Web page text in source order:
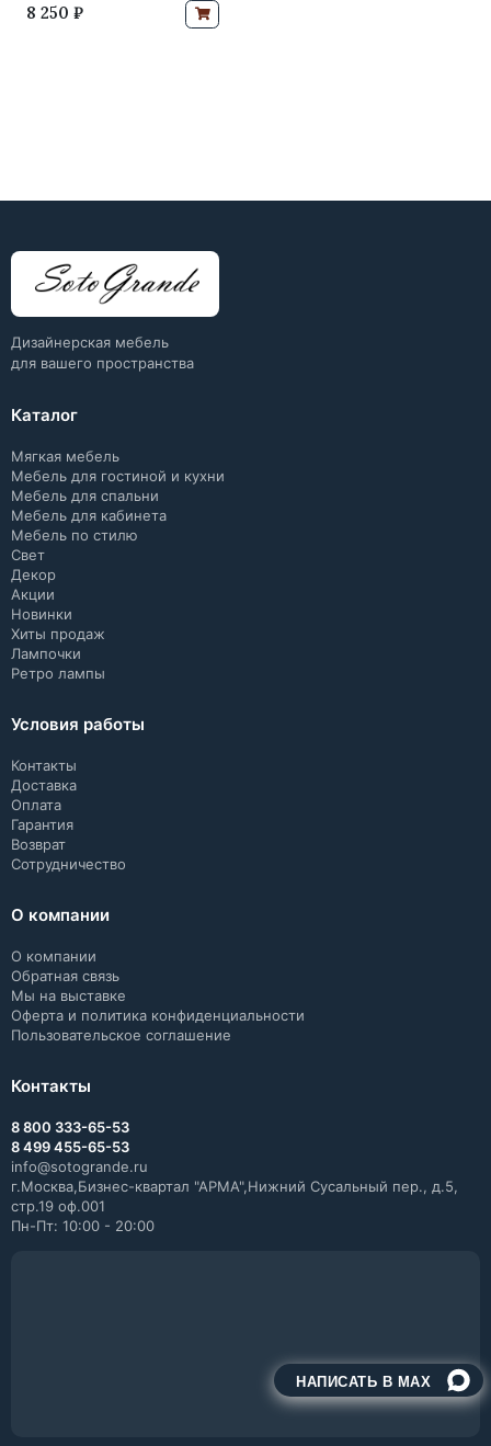
8 250 ₽
НАПИСАТЬ В MAX
Дизайнерская мебель
для вашего пространства
Каталог
Мягкая мебель
Мебель для гостиной и кухни
Мебель для спальни
Мебель для кабинета
Мебель по стилю
Свет
Декор
Акции
Новинки
Хиты продаж
Лампочки
Ретро лампы
Условия работы
Контакты
Доставка
Оплата
Гарантия
Возврат
Сотрудничество
О компании
О компании
Обратная связь
Мы на выставке
Оферта и политика конфиденциальности
Пользовательское соглашение
Контакты
8 800 333-65-53
8 499 455-65-53
info@sotogrande.ru
г.Москва,Бизнес-квартал "АРМА",Нижний Сусальный пер., д.5,
стр.19 оф.001
Пн-Пт: 10:00 - 20:00